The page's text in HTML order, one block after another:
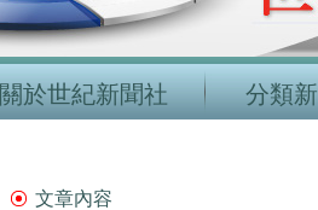
關於世紀新聞社 分類
文章內容